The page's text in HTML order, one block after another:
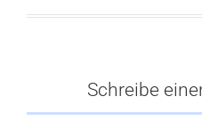
Schreibe